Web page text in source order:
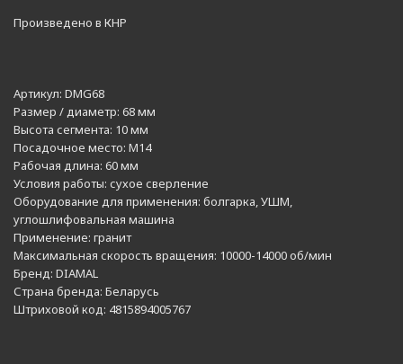
Произведено в КНР
Артикул: DMG68
Размер / диаметр: 68 мм
Высота сегмента: 10 мм
Посадочное место: M14
Рабочая длина: 60 мм
Условия работы: сухое сверление
Оборудование для применения: болгарка, УШМ,
углошлифовальная машина
Применение: гранит
Максимальная скорость вращения: 10000-14000 об/мин
Бренд: DIAMAL
Страна бренда: Беларусь
Штриховой код: 4815894005767